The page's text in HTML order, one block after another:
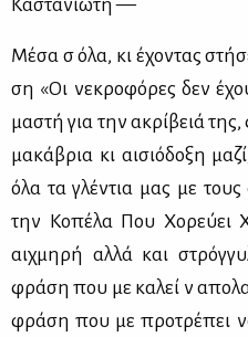
Κα­στα­νιώ­τη —
Μέ­σα σ᾽ όλα, κι έχο­ντας
ση «Οι νε­κρο­φό­ρες δεν
μα­στή για την ακρί­βειά
μα­κά­βρια κι αι­σιό­δο­ξη
όλα τα γλέ­ντια μας με
την Κο­πέ­λα Που Χο­ρεύ­ει
αιχ­μη­ρή αλ­λά και
φρά­ση που με κα­λεί ν᾽
φρά­ση που με προ­τρέ­πει